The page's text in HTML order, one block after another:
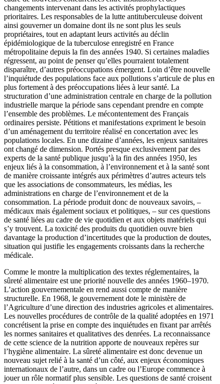
changements intervenant dans les activités prophylactiques
prioritaires. Les responsables de la lutte antituberculeuse doivent
ainsi gouverner un domaine dont ils ne sont plus les seuls
propriétaires, tout en adaptant leurs activités au déclin
épidémiologique de la tuberculose enregistré en France
métropolitaine depuis la fin des années 1940. Si certaines maladies
régressent, au point de penser qu’elles pourraient totalement
disparaître, d’autres préoccupations émergent. Loin d’être nouvelle
l’inquiétude des populations face aux pollutions s’articule de plus en
plus fortement à des préoccupations liées à leur santé. La
structuration d’une administration centrale en charge de la pollution
industrielle marque la période sans cependant prendre en compte
l’ensemble des problèmes. Le mécontentement des Français
ordinaires persiste. Pétitions et manifestations expriment le besoin
d’un aménagement du territoire réalisé en concertation avec les
populations locales. En une dizaine d’années, les enjeux sanitaires
ont changé de dimension. Portés presque exclusivement par des
experts de la santé publique jusqu’à la fin des années 1950, les
enjeux liés à la consommation, à l’environnement et à la santé sont
de manière croissante intégrés aux périmètres d’autres acteurs tels
que les associations de consommateurs, les médias, les
administrations en charge de l’environnement et de la
consommation. La période produit donc de nouveaux savoirs, –
médicaux mais également sociaux et politiques, – sur ces questions
de santé liées au cadre de vie quotidien et aux objets matériels qui
s’y trouvent. La toxicité des produits du quotidien ouvre bien
davantage la production d’incertitudes que la production de doutes,
situation qui justifie les engagements croissants dans la recherche
médicale.
Comme le montre la multiplication des textes réglementaires, la
sûreté alimentaire est une priorité nouvelle des années 1960–1970.
L’action gouvernementale en rend aussi compte de manière
structurelle. En 1968, le gouvernement dote le ministère de
l’Agriculture d’une direction des industries agricoles et alimentaires.
Les nouvelles procédures de contrôle de la qualité adoptées en 1971
concrétisent la prise en compte des inquiétudes en fixant par arrêtés
les normes sanitaires et qualitatives des denrées. La reconnaissance
de cette science de la nutrition apporte de nouveaux repères sur
l’hygiène alimentaire. La sûreté alimentaire est donc devenue un
nouveau sujet relié à la santé d’un côté, aux enjeux économiques
internationaux de l’autre, dans un cadre ou l’Europe commence à
jouer un rôle normatif plus sensible. Les questions de santé croisent